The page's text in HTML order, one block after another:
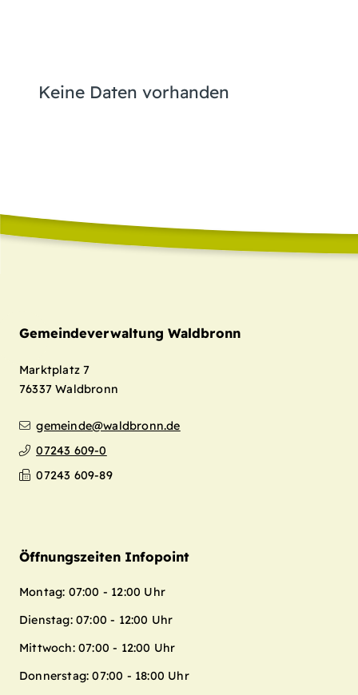
Keine Daten vorhanden
Gemeindeverwaltung Waldbronn
Marktplatz 7
76337 Waldbronn
gemeinde@waldbronn.de
07243 609-0
07243 609-89
Öffnungszeiten Infopoint
Montag: 07:00 - 12:00 Uhr
Dienstag: 07:00 - 12:00 Uhr
Mittwoch: 07:00 - 12:00 Uhr
Donnerstag: 07:00 - 18:00 Uhr